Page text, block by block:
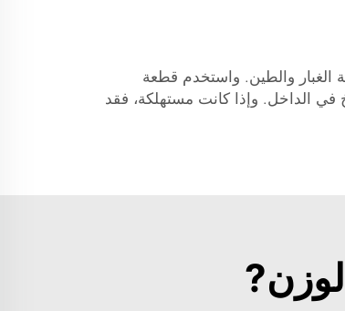
الغبار والطين. واستخدم قطعة
الداخل. وإذا كانت مستهلكة، فقد